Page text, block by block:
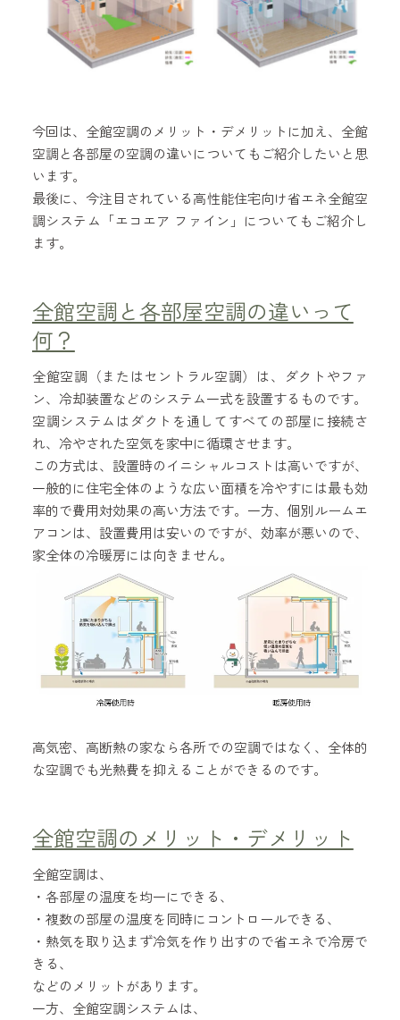
今回は、全館空調のメリット・デメリットに加え、全館
空調と各部屋の空調の違いについてもご紹介したいと思
います。
最後に、今注目されている高性能住宅向け省エネ全館空
調システム「エコエア ファイン」についてもご紹介し
ます。
全館空調と各部屋空調の違いって
何？
全館空調（またはセントラル空調）は、ダクトやファ
ン、冷却装置などのシステム一式を設置するものです。
空調システムはダクトを通してすべての部屋に接続さ
れ、冷やされた空気を家中に循環させます。
この方式は、設置時のイニシャルコストは高いですが、
一般的に住宅全体のような広い面積を冷やすには最も効
率的で費用対効果の高い方法です。一方、個別ルームエ
アコンは、設置費用は安いのですが、効率が悪いので、
家全体の冷暖房には向きません。
高気密、高断熱の家なら各所での空調ではなく、全体的
な空調でも光熱費を抑えることができるのです。
全館空調のメリット・デメリット
全館空調は、
・各部屋の温度を均一にできる、
・複数の部屋の温度を同時にコントロールできる、
・熱気を取り込まず冷気を作り出すので省エネで冷房で
きる、
などのメリットがあります。
一方、全館空調システムは、